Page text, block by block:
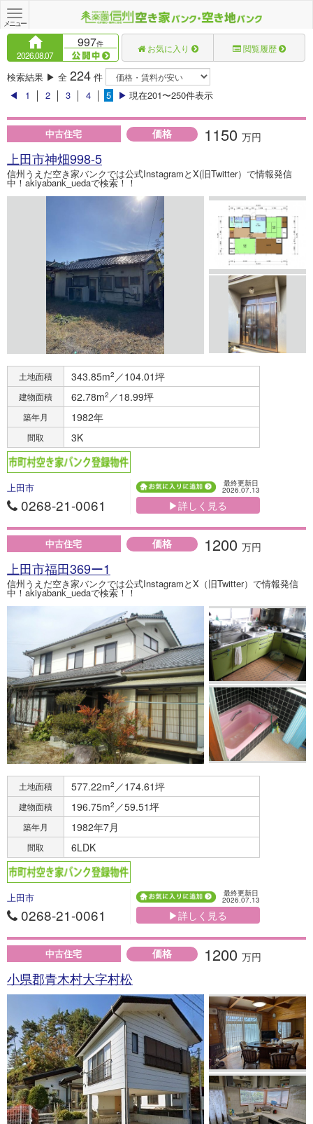
Toggle
navigation
メニュー
2026.08.07
997件 お気に入り 閲覧履歴
検索結果 ▶ 全 224 件
◀
1 │ 2 │ 3 │ 4 │ 5 ▶ 現在201〜250件表示
中古住宅 価格 1150 万円
上田市神畑998-5
信州うえだ空き家バンクでは公式InstagramとX(旧Twitter）で情報発信
中！akiyabank_uedaで検索！！
土地面積 343.85m2 ／104.01坪
建物面積 62.78m2 ／18.99坪
築年月 1982年
間取 3K
上田市
0268-21-0061
最終更新日
2026.07.13
▶詳しく見る
中古住宅 価格 1200 万円
上田市福田369ー1
信州うえだ空き家バンクでは公式InstagramとX（旧Twitter）で情報発信
中！akiyabank_uedaで検索！！
土地面積 577.22m2 ／174.61坪
建物面積 196.75m2 ／59.51坪
築年月 1982年7月
間取 6LDK
上田市
0268-21-0061
最終更新日
2026.07.13
▶詳しく見る
中古住宅 価格 1200 万円
小県郡青木村大字村松